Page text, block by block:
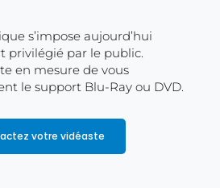
s’impose aujourd’hui
privilégié par le public.
en mesure de vous
le support Blu-Ray ou DVD.
votre vidéaste